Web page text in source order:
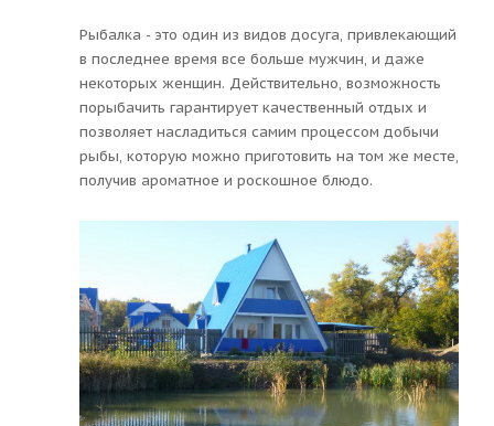
Рыбалка - это один из видов досуга, привлекающий
в последнее время все больше мужчин, и даже
некоторых женщин. Действительно, возможность
порыбачить гарантирует качественный отдых и
позволяет насладиться самим процессом добычи
рыбы, которую можно приготовить на том же месте,
получив ароматное и роскошное блюдо.